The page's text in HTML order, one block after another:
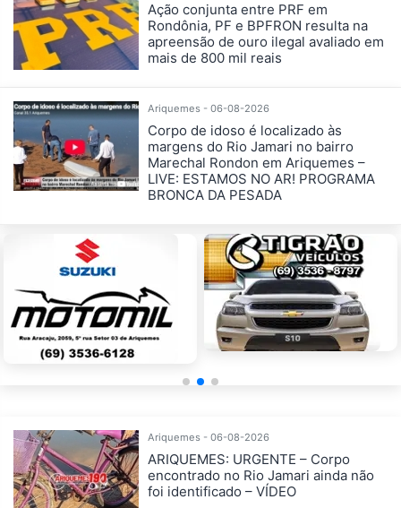
Ação conjunta entre PRF em
Rondônia, PF e BPFRON resulta na
apreensão de ouro ilegal avaliado em
mais de 800 mil reais
Ariquemes - 06-08-2026
Corpo de idoso é localizado às
margens do Rio Jamari no bairro
Marechal Rondon em Ariquemes –
LIVE: ESTAMOS NO AR! PROGRAMA
BRONCA DA PESADA
Ariquemes - 06-08-2026
ARIQUEMES: URGENTE – Corpo
encontrado no Rio Jamari ainda não
foi identificado – VÍDEO